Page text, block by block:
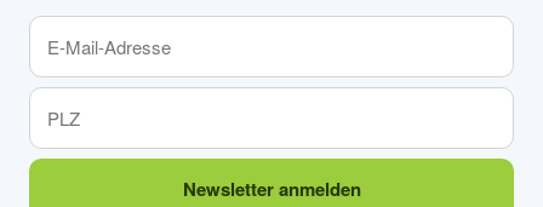
Newsletter anmelden